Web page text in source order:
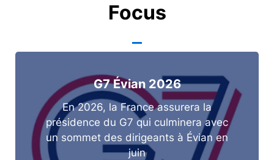
Focus
G7 Évian 2026
En 2026, la France assurera la
présidence du G7 qui culminera avec
un sommet des dirigeants à Évian en
juin